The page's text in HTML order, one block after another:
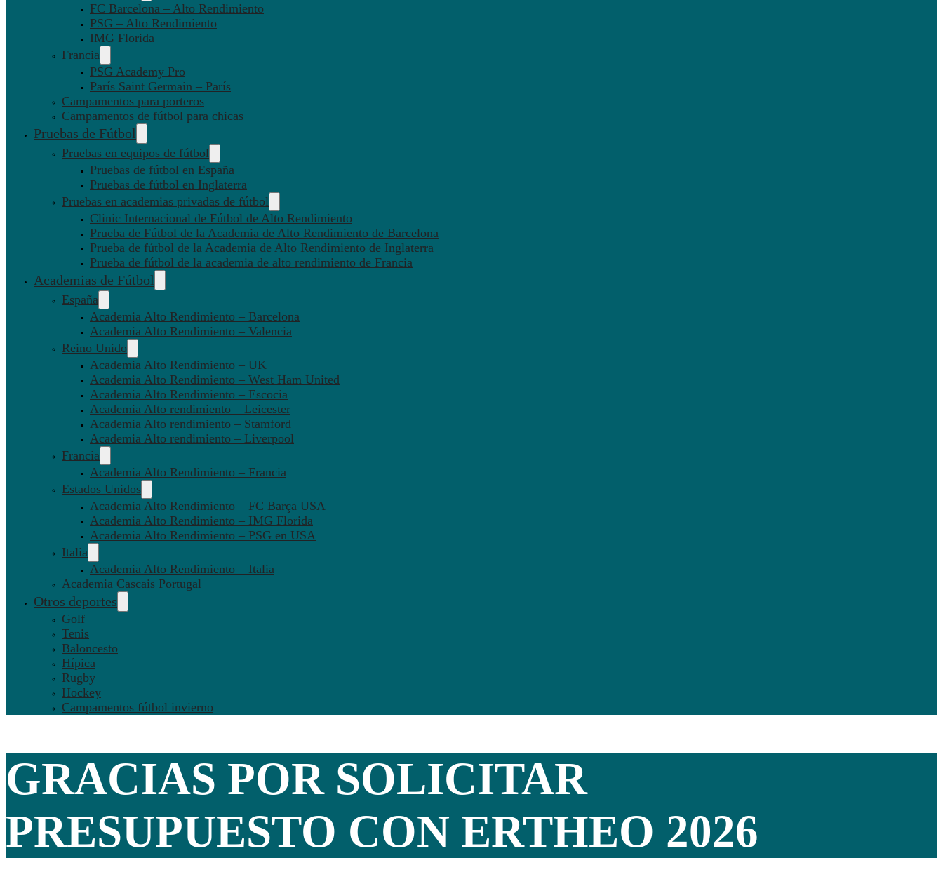
FC Barcelona – Alto Rendimiento
PSG – Alto Rendimiento
IMG Florida
Francia
PSG Academy Pro
París Saint Germain – París
Campamentos para porteros
Campamentos de fútbol para chicas
Pruebas de Fútbol
Pruebas en equipos de fútbol
Pruebas de fútbol en España
Pruebas de fútbol en Inglaterra
Pruebas en academias privadas de fútbol
Clinic Internacional de Fútbol de Alto Rendimiento
Prueba de Fútbol de la Academia de Alto Rendimiento de Barcelona
Prueba de fútbol de la Academia de Alto Rendimiento de Inglaterra
Prueba de fútbol de la academia de alto rendimiento de Francia
Academias de Fútbol
España
Academia Alto Rendimiento – Barcelona
Academia Alto Rendimiento – Valencia
Reino Unido
Academia Alto Rendimiento – UK
Academia Alto Rendimiento – West Ham United
Academia Alto Rendimiento – Escocia
Academia Alto rendimiento – Leicester
Academia Alto rendimiento – Stamford
Academia Alto rendimiento – Liverpool
Francia
Academia Alto Rendimiento – Francia
Estados Unidos
Academia Alto Rendimiento – FC Barça USA
Academia Alto Rendimiento – IMG Florida
Academia Alto Rendimiento – PSG en USA
Italia
Academia Alto Rendimiento – Italia
Academia Cascais Portugal
Otros deportes
Golf
Tenis
Baloncesto
Hípica
Rugby
Hockey
Campamentos fútbol invierno
GRACIAS POR SOLICITAR
PRESUPUESTO CON ERTHEO 2026